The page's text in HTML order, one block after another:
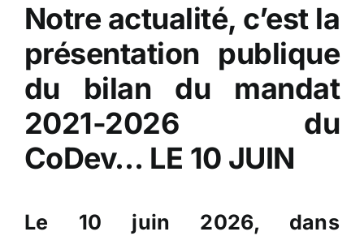
Actualités
Publications
Liens – Partenaires
Notre actualité, c’est la
présentation publique
du bilan du mandat
2021-2026 du
CoDev… LE 10 JUIN
Le 10 juin 2026, dans